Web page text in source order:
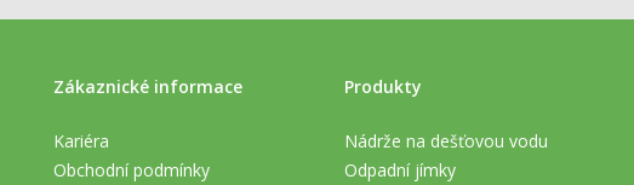
Zákaznické informace
Kariéra
Obchodní podmínky
Produkty
Nádrže na dešťovou vodu
Odpadní jímky